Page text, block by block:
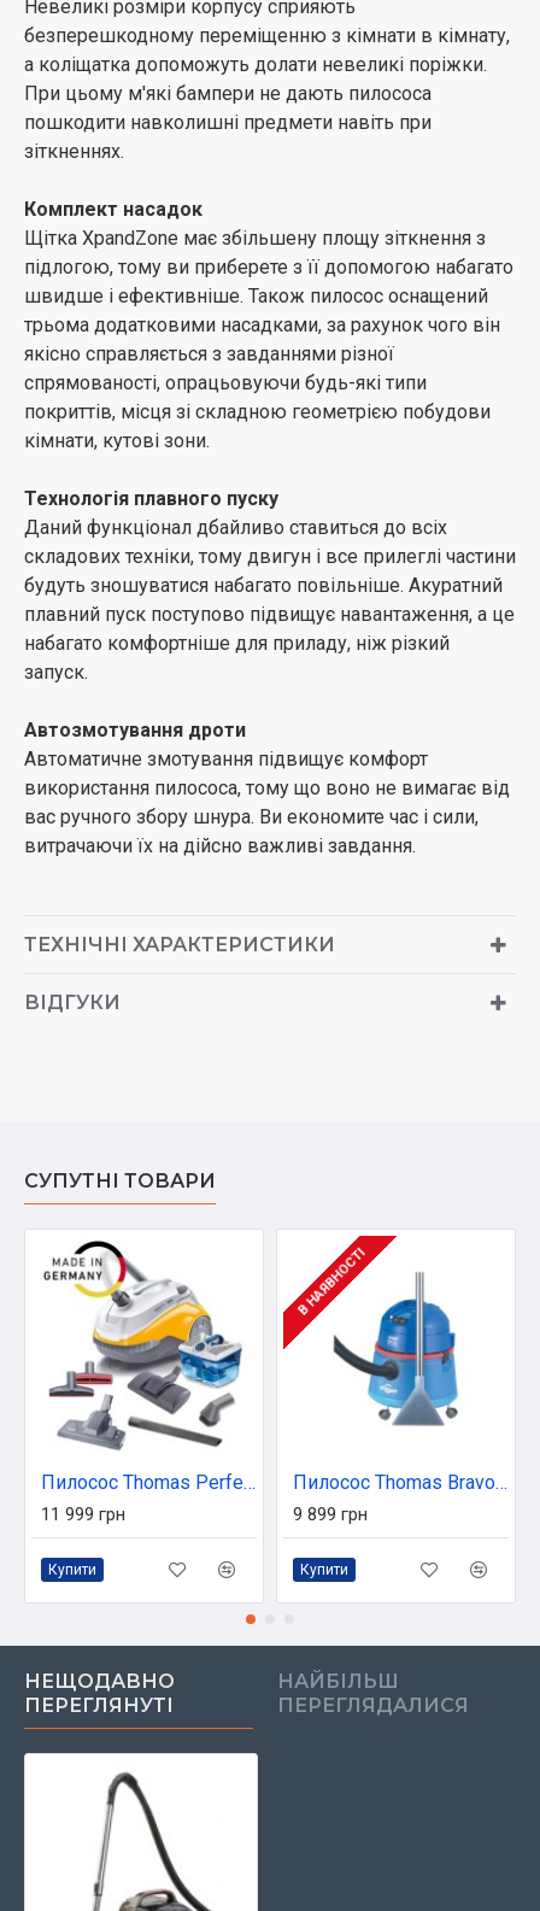
Невеликі розміри корпусу сприяють
безперешкодному переміщенню з кімнати в кімнату,
а коліщатка допоможуть долати невеликі поріжки.
При цьому м'які бампери не дають пилососа
пошкодити навколишні предмети навіть при
зіткненнях.
Комплект насадок
Щітка XpandZone має збільшену площу зіткнення з
підлогою, тому ви приберете з її допомогою набагато
швидше і ефективніше. Також пилосос оснащений
трьома додатковими насадками, за рахунок чого він
якісно справляється з завданнями різної
спрямованості, опрацьовуючи будь-які типи
покриттів, місця зі складною геометрією побудови
кімнати, кутові зони.
Технологія плавного пуску
Даний функціонал дбайливо ставиться до всіх
складових техніки, тому двигун і все прилеглі частини
будуть зношуватися набагато повільніше. Акуратний
плавний пуск поступово підвищує навантаження, а це
набагато комфортніше для приладу, ніж різкий
запуск.
Автозмотування дроти
Автоматичне змотування підвищує комфорт
використання пилососа, тому що воно не вимагає від
вас ручного збору шнура. Ви економите час і сили,
витрачаючи їх на дійсно важливі завдання.
ТЕХНІЧНІ ХАРАКТЕРИСТИКИ
ВІДГУКИ
СУПУТНІ ТОВАРИ
Пилосос Thomas Perfect Air Animal Pure (786527)
11 999 грн
Купити
В НАЯВНОСТІ
Пилосос Thomas Bravo 20 S Aquafilter (788076)
9 899 грн
Купити
НЕЩОДАВНО
ПЕРЕГЛЯНУТІ
НАЙБІЛЬШ
ПЕРЕГЛЯДАЛИСЯ